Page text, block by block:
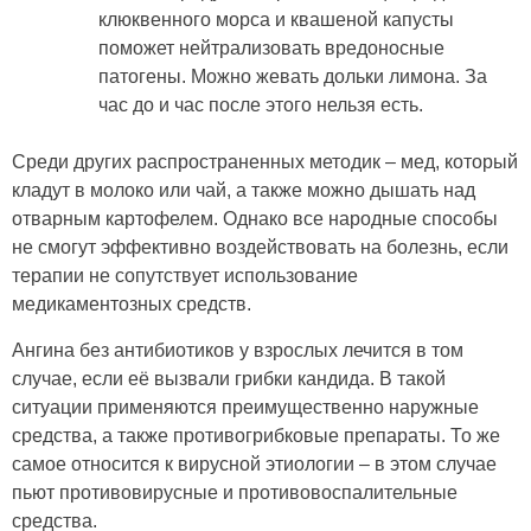
клюквенного морса и квашеной капусты
поможет нейтрализовать вредоносные
патогены. Можно жевать дольки лимона. За
час до и час после этого нельзя есть.
Среди других распространенных методик – мед, который
кладут в молоко или чай, а также можно дышать над
отварным картофелем. Однако все народные способы
не смогут эффективно воздействовать на болезнь, если
терапии не сопутствует использование
медикаментозных средств.
Ангина без антибиотиков у взрослых лечится в том
случае, если её вызвали грибки кандида. В такой
ситуации применяются преимущественно наружные
средства, а также противогрибковые препараты. То же
самое относится к вирусной этиологии – в этом случае
пьют противовирусные и противовоспалительные
средства.